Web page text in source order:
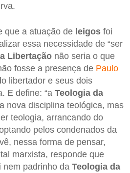
que a atuação de leigos foi
essa necessidade de “ser
Libertação não seria o que
fosse a presença de Paulo
libertador e seus dois
E define: “a Teologia da
nova disciplina teológica, mas
teologia, arrancando do
pelos condenados da
nessa forma de pensar,
marxista, responde que
nem padrinho da Teologia da